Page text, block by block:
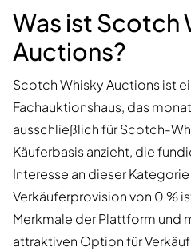
Was ist Scotch
Auctions?
Scotch Whisky Auctions ist
Fachauktionshaus, das
ausschließlich für Scotch-
Käuferbasis anzieht, die
Interesse an dieser
Verkäuferprovision von 0 %
Merkmale der Plattform und
attraktiven Option für